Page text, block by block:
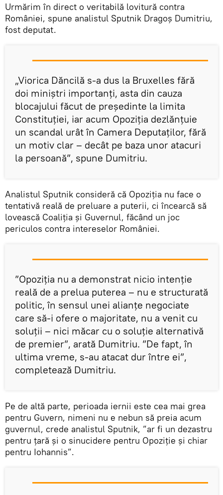
Urmărim în direct o veritabilă lovitură contra
României, spune analistul Sputnik Dragoș Dumitriu,
fost deputat.
„Viorica Dăncilă s-a dus la Bruxelles fără
doi miniștri importanți, asta din cauza
blocajului făcut de președinte la limita
Constituției, iar acum Opoziția dezlănțuie
un scandal urât în Camera Deputaților, fără
un motiv clar – decât pe baza unor atacuri
la persoană”, spune Dumitriu.
Analistul Sputnik consideră că Opoziția nu face o
tentativă reală de preluare a puterii, ci încearcă să
lovească Coaliția și Guvernul, făcând un joc
periculos contra intereselor României.
”Opoziția nu a demonstrat nicio intenție
reală de a prelua puterea – nu e structurată
politic, în sensul unei alianțe negociate
care să-i ofere o majoritate, nu a venit cu
soluții – nici măcar cu o soluție alternativă
de premier”, arată Dumitriu. ”De fapt, în
ultima vreme, s-au atacat dur între ei”,
completează Dumitriu.
Pe de altă parte, perioada iernii este cea mai grea
pentru Guvern, nimeni nu e nebun să preia acum
guvernul, crede analistul Sputnik, ”ar fi un dezastru
pentru țară și o sinucidere pentru Opoziție și chiar
pentru Iohannis”.